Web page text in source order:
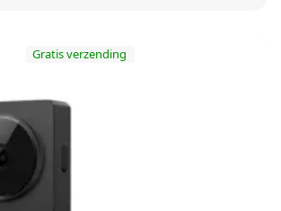
Gratis verzending